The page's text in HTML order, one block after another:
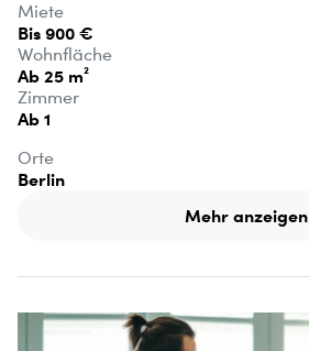
Miete
Bis 900 €
Wohnfläche
Ab 25 m²
Zimmer
Ab 1
Orte
Berlin
Mehr anzeigen